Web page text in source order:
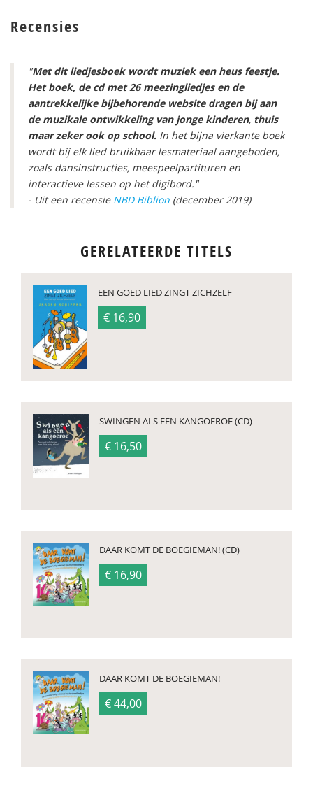
Recensies
"Met dit liedjesboek wordt muziek een heus feestje.
Het boek, de cd met 26 meezingliedjes en de
aantrekkelijke bijbehorende website dragen bij aan
de muzikale ontwikkeling van jonge kinderen, thuis
maar zeker ook op school. In het bijna vierkante boek
wordt bij elk lied bruikbaar lesmateriaal aangeboden,
zoals dansinstructies, meespeelpartituren en
interactieve lessen op het digibord."
- Uit een recensie NBD Biblion (december 2019)
GERELATEERDE TITELS
EEN GOED LIED ZINGT ZICHZELF
€ 16,90
SWINGEN ALS EEN KANGOEROE (CD)
€ 16,50
DAAR KOMT DE BOEGIEMAN! (CD)
€ 16,90
DAAR KOMT DE BOEGIEMAN!
€ 44,00